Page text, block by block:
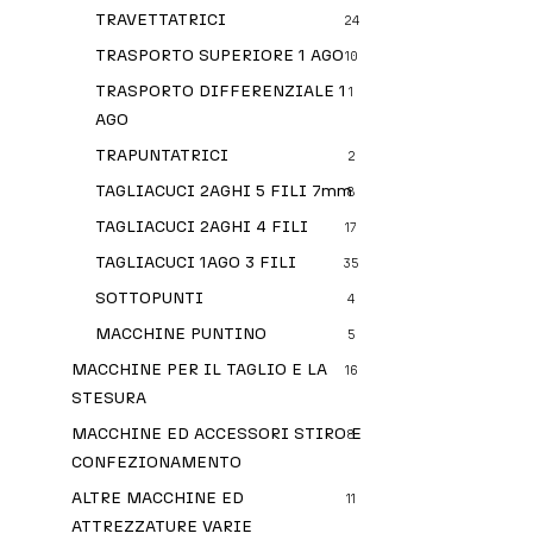
TRAVETTATRICI 24
TRASPORTO SUPERIORE 1 AGO10
TRASPORTO DIFFERENZIALE 1
AGO
1
TRAPUNTATRICI 2
TAGLIACUCI 2AGHI 5 FILI 7mm8
TAGLIACUCI 2AGHI 4 FILI 17
TAGLIACUCI 1AGO 3 FILI 35
SOTTOPUNTI 4
MACCHINE PUNTINO 5
MACCHINE PER IL TAGLIO E LA
STESURA
16
MACCHINE ED ACCESSORI STIRO E
CONFEZIONAMENTO
8
ALTRE MACCHINE ED
ATTREZZATURE VARIE
11